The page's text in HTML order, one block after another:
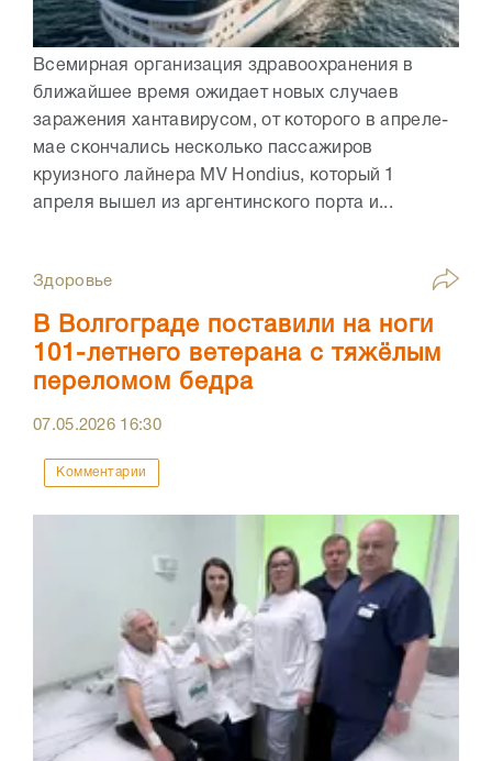
Всемирная организация здравоохранения в
ближайшее время ожидает новых случаев
заражения хантавирусом, от которого в апреле-
мае скончались несколько пассажиров
круизного лайнера MV Hondius, который 1
апреля вышел из аргентинского порта и...
Здоровье
В Волгограде поставили на ноги
101-летнего ветерана с тяжёлым
переломом бедра
07.05.2026 16:30
Комментарии